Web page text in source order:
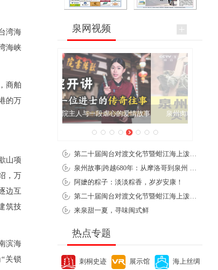
湾海
海峡
商舶
的万
山项
，万
边互
筑技
滨海
关锁
泉网视频
泉州肉粽亮相央视《新闻联播》
阿嬷的粽子：淡淡粽香，岁岁安康！
来泉甜一夏，寻味闽式鲜
热点专题
刺桐史迹 展示馆 海上丝绸